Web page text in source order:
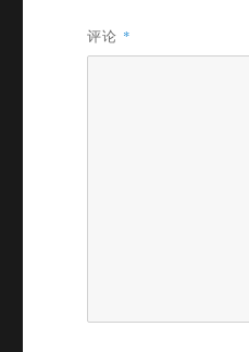
评论 *